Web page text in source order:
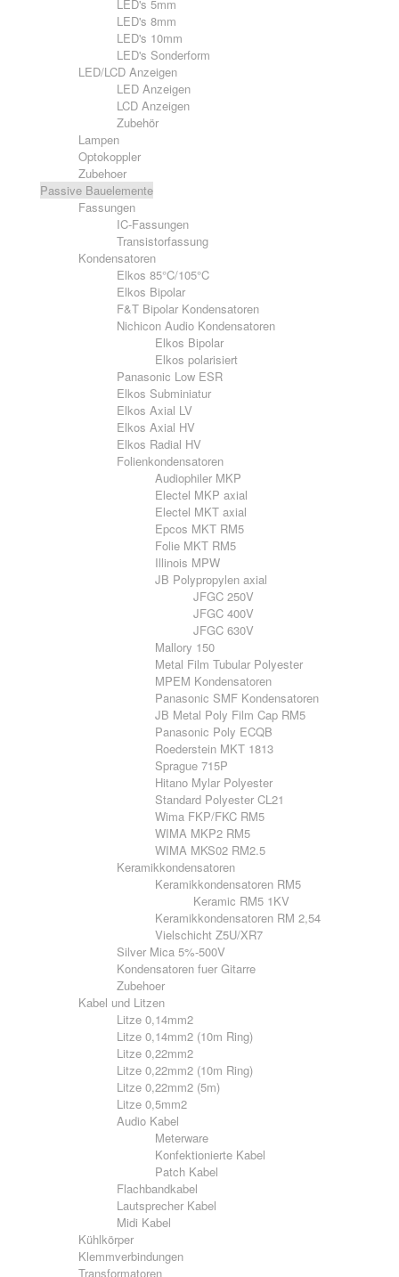
LED's 5mm
LED's 8mm
LED's 10mm
LED's Sonderform
LED/LCD Anzeigen
LED Anzeigen
LCD Anzeigen
Zubehör
Lampen
Optokoppler
Zubehoer
Passive Bauelemente
Fassungen
IC-Fassungen
Transistorfassung
Kondensatoren
Elkos 85°C/105°C
Elkos Bipolar
F&T Bipolar Kondensatoren
Nichicon Audio Kondensatoren
Elkos Bipolar
Elkos polarisiert
Panasonic Low ESR
Elkos Subminiatur
Elkos Axial LV
Elkos Axial HV
Elkos Radial HV
Folienkondensatoren
Audiophiler MKP
Electel MKP axial
Electel MKT axial
Epcos MKT RM5
Folie MKT RM5
Illinois MPW
JB Polypropylen axial
JFGC 250V
JFGC 400V
JFGC 630V
Mallory 150
Metal Film Tubular Polyester
MPEM Kondensatoren
Panasonic SMF Kondensatoren
JB Metal Poly Film Cap RM5
Panasonic Poly ECQB
Roederstein MKT 1813
Sprague 715P
Hitano Mylar Polyester
Standard Polyester CL21
Wima FKP/FKC RM5
WIMA MKP2 RM5
WIMA MKS02 RM2.5
Keramikkondensatoren
Keramikkondensatoren RM5
Keramic RM5 1KV
Keramikkondensatoren RM 2,54
Vielschicht Z5U/XR7
Silver Mica 5%-500V
Kondensatoren fuer Gitarre
Zubehoer
Kabel und Litzen
Litze 0,14mm2
Litze 0,14mm2 (10m Ring)
Litze 0,22mm2
Litze 0,22mm2 (10m Ring)
Litze 0,22mm2 (5m)
Litze 0,5mm2
Audio Kabel
Meterware
Konfektionierte Kabel
Patch Kabel
Flachbandkabel
Lautsprecher Kabel
Midi Kabel
Kühlkörper
Klemmverbindungen
Transformatoren